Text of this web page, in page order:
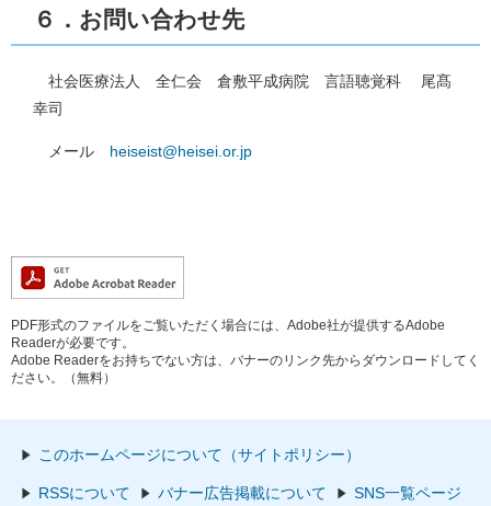
６．お問い合わせ先
社会医療法人 全仁会 倉敷平成病院 言語聴覚科 尾髙
幸司
メール heiseist@heisei.or.jp
PDF形式のファイルをご覧いただく場合には、Adobe社が提供するAdobe
Readerが必要です。
Adobe Readerをお持ちでない方は、バナーのリンク先からダウンロードしてく
ださい。（無料）
このホームページについて（サイトポリシー）
RSSについて バナー広告掲載について SNS一覧ページ